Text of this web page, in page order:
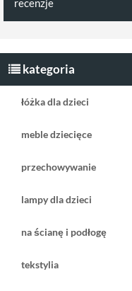
recenzje
Napisz pierwszą recenzję
kategoria
łóżka dla dzieci
meble dziecięce
przechowywanie
lampy dla dzieci
na ścianę i podłogę
tekstylia